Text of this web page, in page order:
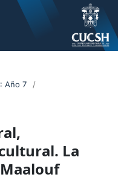
Año 7
/
La